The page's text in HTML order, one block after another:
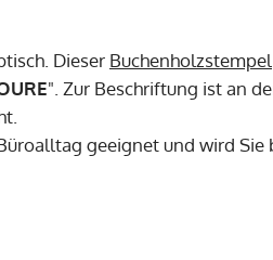
Dieser Buchenholzstempel
". Zur Beschriftung ist an
geeignet und wird